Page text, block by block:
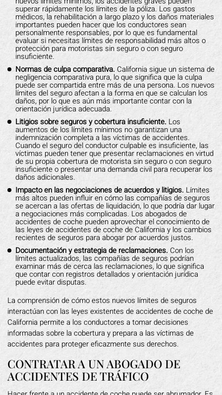
superar rápidamente los límites de la póliza. Los gastos
médicos, la rehabilitación a largo plazo y los daños materiales
importantes pueden hacer que los conductores sean
personalmente responsables, por lo que es fundamental
evaluar si necesitas límites de responsabilidad más altos o
protección para motoristas sin seguro o con seguro
insuficiente.
Normas de culpa comparativa. California sigue un sistema de
negligencia comparativa pura, lo que significa que la culpa
puede ser compartida entre más de una persona. Los nuevos
límites del seguro afectan a la forma en que se calculan los
daños, por lo que es aún más importante contar con la
orientación jurídica adecuada.
Litigios sobre seguros y cobertura insuficiente.Los
aumentos de los límites mínimos no garantizan una
indemnización completa a las víctimas de accidentes.
Cuando el seguro del conductor culpable es insuficiente, las
víctimas pueden tener que presentar reclamaciones en virtud
de su propia cobertura de motorista sin seguro o con seguro
insuficiente o presentar una demanda civil para recuperar los
daños adicionales.
Impacto en las negociaciones de acuerdos y litigios. Límites
más altos pueden influir en cómo las compañías de seguros
se acercan a las ofertas de liquidación, lo que podría dar lugar
a negociaciones más complicadas. Los abogados de
accidentes de coche pueden aprovechar el conocimiento de
las leyes de accidentes de coche de California y los cambios
recientes de seguros para abogar por acuerdos justos.
Documentación y estrategia de reclamaciones. Con los
límites actualizados, las compañías de seguros podrían
examinar más de cerca las reclamaciones, lo que significa
que contar con registros detallados y orientación jurídica
puede evitar disputas.
La comprensión de cómo estos nuevos límites de seguros
interactúan con las leyes existentes de accidentes de coche de
California permite a los conductores a tomar decisiones
informadas sobre la cobertura y prepara a las víctimas de
accidentes para proteger eficazmente sus derechos.
CONTRATAR A UN ABOGADO DE
ACCIDENTES DE TRÁFICO